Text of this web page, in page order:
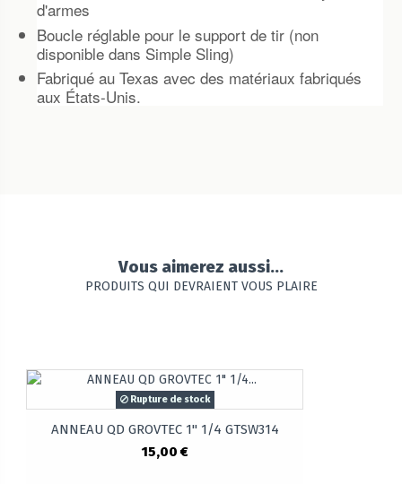
d'armes
Boucle réglable pour le support de tir (non
disponible dans Simple Sling)
Fabriqué au Texas avec des matériaux fabriqués
aux États-Unis.
Vous aimerez aussi...
PRODUITS QUI DEVRAIENT VOUS PLAIRE
Rupture de stock
ANNEAU QD GROVTEC 1" 1/4 GTSW314
15,00 €